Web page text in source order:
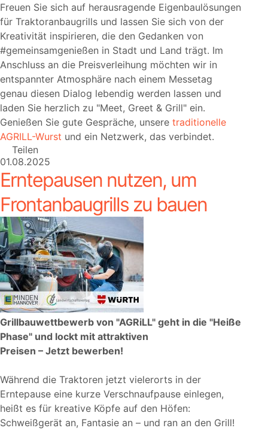
Freuen Sie sich auf herausragende Eigenbaulösungen
für Traktoranbaugrills und lassen Sie sich von der
Kreativität inspirieren, die den Gedanken von
#gemeinsamgenießen in Stadt und Land trägt. Im
Anschluss an die Preisverleihung möchten wir in
entspannter Atmosphäre nach einem Messetag
genau diesen Dialog lebendig werden lassen und
laden Sie herzlich zu
Meet, Greet & Grill ein.
Genießen Sie gute Gespräche, unsere traditionelle
AGRILL-Wurst und ein Netzwerk, das verbindet.
Teilen
01.08.2025
Erntepausen nutzen, um
Frontanbaugrills zu bauen
Grillbauwettbewerb von AGRiLL geht in die Heiße
Phase und lockt mit attraktiven
Preisen – Jetzt bewerben!
Während die Traktoren jetzt vielerorts in der
Erntepause eine kurze Verschnaufpause einlegen,
heißt es für kreative Köpfe auf den Höfen:
Schweißgerät an, Fantasie an – und ran an den Grill!